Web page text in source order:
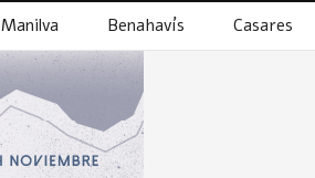
Manilva Benahavís Casares